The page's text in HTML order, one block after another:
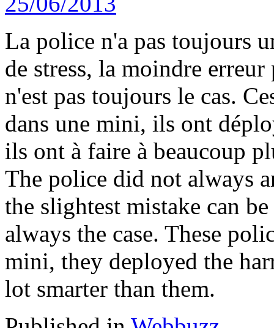
La police n'a pas toujours
de stress, la moindre erreur
n'est pas toujours le cas.
dans une mini, ils ont
ils ont à faire à beaucoup
The police did not always
the slightest mistake can
always the case. These
mini, they deployed the
lot smarter than them.